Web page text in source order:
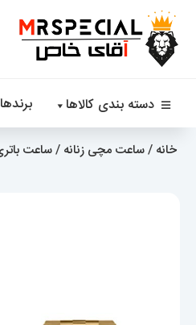
دسته بندی کالاها برندها
خانه /ساعت مچی زنانه /ساعت